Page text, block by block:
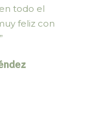
todo el
feliz con